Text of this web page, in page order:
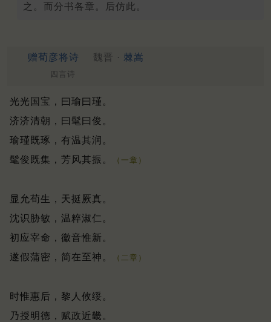
之。而分书各章。后仿此。
赠荀彦将诗 魏晋 · 棘嵩
四言诗
光光国宝，曰瑜曰瑾。
济济清朝，曰髦曰俊。
瑜瑾既琢，有温其润。
髦俊既集，芳风其振。
（一章）
显允荀生，天挺厥真。
沈识胁敏，温粹淑仁。
初应宰命，徽音惟新。
遂假蒲密，简在至神。
（二章）
时惟惠后，黎人攸绥。
乃授明德，赋政近畿。